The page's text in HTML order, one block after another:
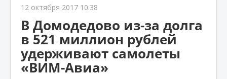
12 октября 2017 10:38
В Домодедово из-за долга
в 521 миллион рублей
удерживают самолеты
«ВИМ-Авиа»